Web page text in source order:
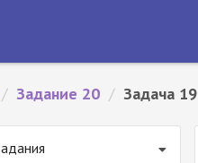
/ Задание 20 / Задача 19